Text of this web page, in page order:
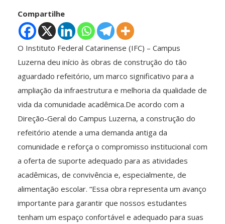
Compartilhe
O Instituto Federal Catarinense (IFC) – Campus
Luzerna deu início às obras de construção do tão
aguardado refeitório, um marco significativo para a
ampliação da infraestrutura e melhoria da qualidade de
vida da comunidade acadêmica.De acordo com a
Direção-Geral do Campus Luzerna, a construção do
refeitório atende a uma demanda antiga da
comunidade e reforça o compromisso institucional com
a oferta de suporte adequado para as atividades
acadêmicas, de convivência e, especialmente, de
alimentação escolar. “Essa obra representa um avanço
importante para garantir que nossos estudantes
tenham um espaço confortável e adequado para suas